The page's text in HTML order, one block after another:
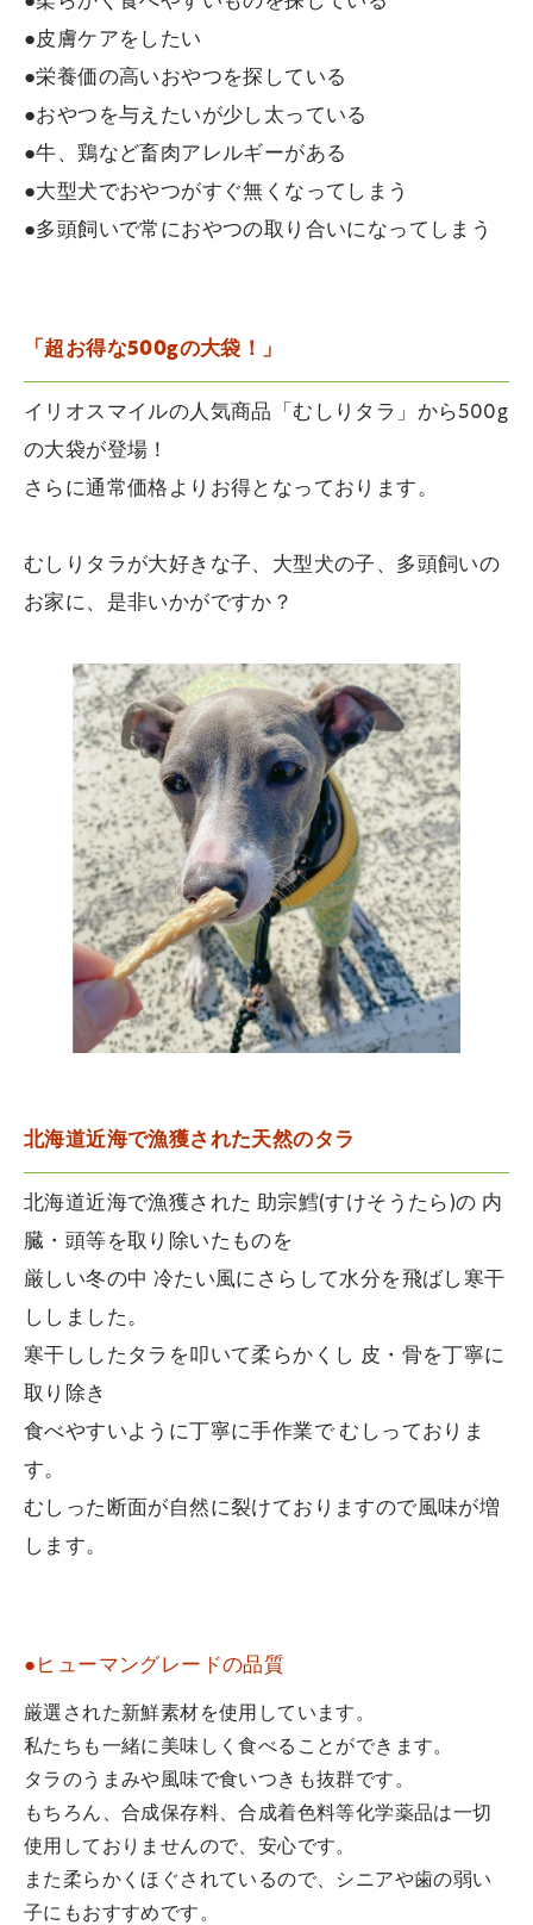
●皮膚ケアをしたい
●栄養価の高いおやつを探している
●おやつを与えたいが少し太っている
●牛、鶏など畜肉アレルギーがある
●大型犬でおやつがすぐ無くなってしまう
●多頭飼いで常におやつの取り合いになってしまう
「超お得な500gの大袋！」
イリオスマイルの人気商品「むしりタラ」から500g
の大袋が登場！
さらに通常価格よりお得となっております。
むしりタラが大好きな子、大型犬の子、多頭飼いの
お家に、是非いかがですか？
北海道近海で漁獲された天然のタラ
北海道近海で漁獲された 助宗鱈(すけそうたら)の 内
臓・頭等を取り除いたものを
厳しい冬の中 冷たい風にさらして水分を飛ばし寒干
ししました。
寒干ししたタラを叩いて柔らかくし 皮・骨を丁寧に
取り除き
食べやすいように丁寧に手作業で むしっておりま
す。
むしった断面が自然に裂けておりますので風味が増
します。
●ヒューマングレードの品質
厳選された新鮮素材を使用しています。
私たちも一緒に美味しく食べることができます。
タラのうまみや風味で食いつきも抜群です。
もちろん、合成保存料、合成着色料等化学薬品は一切
使用しておりませんので、安心です。
また柔らかくほぐされているので、シニアや歯の弱い
子にもおすすめです。